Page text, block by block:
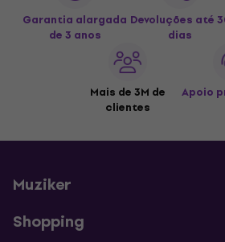
Garantia alargada
de 3 anos
Devoluções até
dias
Mais de 3M de
clientes
Apoio
Muziker
Shopping